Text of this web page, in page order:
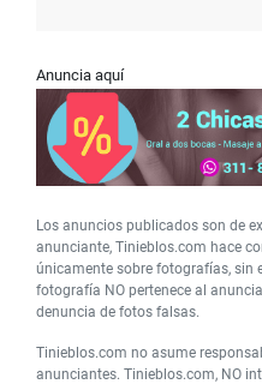
Anuncia aquí
Los anuncios publicados son de
anunciante, Tinieblos.com hace
únicamente sobre fotografías, sin
fotografía NO pertenece al
denuncia de fotos falsas.
Tinieblos.com no asume
anunciantes. Tinieblos.com, NO